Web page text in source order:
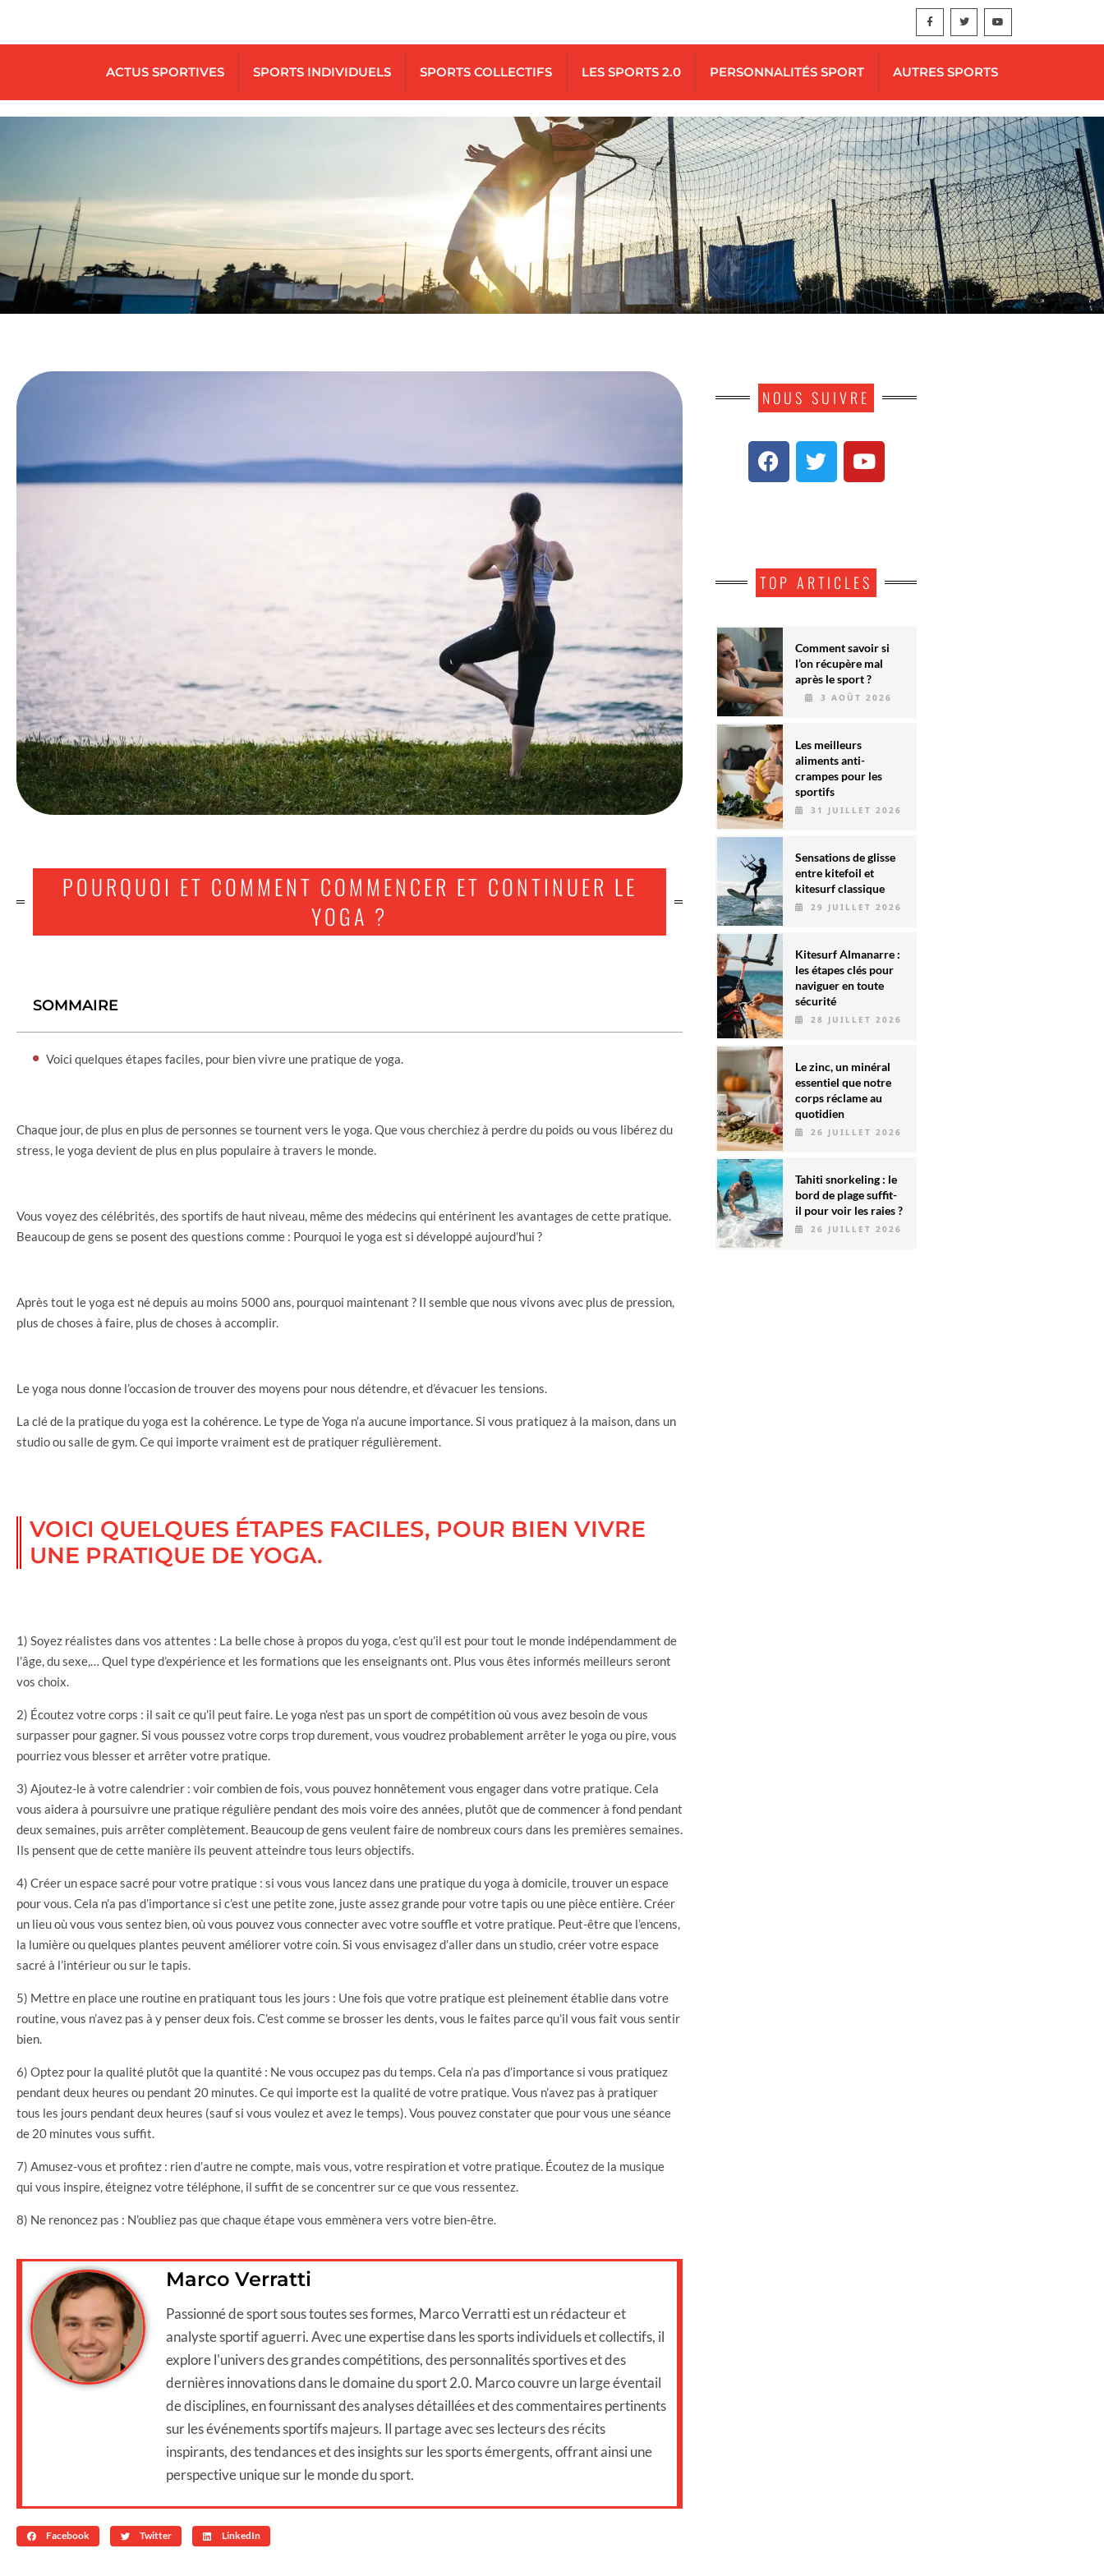
ACTUS SPORTIVES SPORTS INDIVIDUELS SPORTS COLLECTIFS LES SPORTS 2.0 PERSONNALITÉS SPORT AUTRES SPORTS
POURQUOI ET COMMENT COMMENCER ET CONTINUER LE
YOGA ?
SOMMAIRE
Voici quelques étapes faciles, pour bien vivre une pratique de yoga.
Chaque jour, de plus en plus de personnes se tournent vers le yoga. Que vous cherchiez à perdre du poids ou vous libérez du
stress, le yoga devient de plus en plus populaire à travers le monde.
Vous voyez des célébrités, des sportifs de haut niveau, même des médecins qui entérinent les avantages de cette pratique.
Beaucoup de gens se posent des questions comme : Pourquoi le yoga est si développé aujourd’hui ?
Après tout le yoga est né depuis au moins 5000 ans, pourquoi maintenant ? Il semble que nous vivons avec plus de pression,
plus de choses à faire, plus de choses à accomplir.
Le yoga nous donne l’occasion de trouver des moyens pour nous détendre, et d’évacuer les tensions.
La clé de la pratique du yoga est la cohérence. Le type de Yoga n’a aucune importance. Si vous pratiquez à la maison, dans un
studio ou salle de gym. Ce qui importe vraiment est de pratiquer régulièrement.
VOICI QUELQUES ÉTAPES FACILES, POUR BIEN VIVRE
UNE PRATIQUE DE YOGA.
1) Soyez réalistes dans vos attentes : La belle chose à propos du yoga, c’est qu’il est pour tout le monde indépendamment de
l’âge, du sexe,… Quel type d’expérience et les formations que les enseignants ont. Plus vous êtes informés meilleurs seront
vos choix.
2) Écoutez votre corps : il sait ce qu’il peut faire. Le yoga n’est pas un sport de compétition où vous avez besoin de vous
surpasser pour gagner. Si vous poussez votre corps trop durement, vous voudrez probablement arrêter le yoga ou pire, vous
pourriez vous blesser et arrêter votre pratique.
3) Ajoutez-le à votre calendrier : voir combien de fois, vous pouvez honnêtement vous engager dans votre pratique. Cela
vous aidera à poursuivre une pratique régulière pendant des mois voire des années, plutôt que de commencer à fond pendant
deux semaines, puis arrêter complètement. Beaucoup de gens veulent faire de nombreux cours dans les premières semaines.
Ils pensent que de cette manière ils peuvent atteindre tous leurs objectifs.
4) Créer un espace sacré pour votre pratique : si vous vous lancez dans une pratique du yoga à domicile, trouver un espace
pour vous. Cela n’a pas d’importance si c’est une petite zone, juste assez grande pour votre tapis ou une pièce entière. Créer
un lieu où vous vous sentez bien, où vous pouvez vous connecter avec votre souffle et votre pratique. Peut-être que l’encens,
la lumière ou quelques plantes peuvent améliorer votre coin. Si vous envisagez d’aller dans un studio, créer votre espace
sacré à l’intérieur ou sur le tapis.
5) Mettre en place une routine en pratiquant tous les jours : Une fois que votre pratique est pleinement établie dans votre
routine, vous n’avez pas à y penser deux fois. C’est comme se brosser les dents, vous le faites parce qu’il vous fait vous sentir
bien.
6) Optez pour la qualité plutôt que la quantité : Ne vous occupez pas du temps. Cela n’a pas d’importance si vous pratiquez
pendant deux heures ou pendant 20 minutes. Ce qui importe est la qualité de votre pratique. Vous n’avez pas à pratiquer
tous les jours pendant deux heures (sauf si vous voulez et avez le temps). Vous pouvez constater que pour vous une séance
de 20 minutes vous suffit.
7) Amusez-vous et profitez : rien d’autre ne compte, mais vous, votre respiration et votre pratique. Écoutez de la musique
qui vous inspire, éteignez votre téléphone, il suffit de se concentrer sur ce que vous ressentez.
8) Ne renoncez pas : N’oubliez pas que chaque étape vous emmènera vers votre bien-être.
Marco Verratti
Passionné de sport sous toutes ses formes, Marco Verratti est un rédacteur et
analyste sportif aguerri. Avec une expertise dans les sports individuels et collectifs, il
explore l'univers des grandes compétitions, des personnalités sportives et des
dernières innovations dans le domaine du sport 2.0. Marco couvre un large éventail
de disciplines, en fournissant des analyses détaillées et des commentaires pertinents
sur les événements sportifs majeurs. Il partage avec ses lecteurs des récits
inspirants, des tendances et des insights sur les sports émergents, offrant ainsi une
perspective unique sur le monde du sport.
Facebook Twitter LinkedIn
NOUS SUIVRE
TOP ARTICLES
Comment savoir si
l’on récupère mal
après le sport ?
3 AOÛT 2026
Les meilleurs
aliments anti-
crampes pour les
sportifs
31 JUILLET 2026
Sensations de glisse
entre kitefoil et
kitesurf classique
29 JUILLET 2026
Kitesurf Almanarre :
les étapes clés pour
naviguer en toute
sécurité
28 JUILLET 2026
Le zinc, un minéral
essentiel que notre
corps réclame au
quotidien
26 JUILLET 2026
Tahiti snorkeling : le
bord de plage suffit-
il pour voir les raies ?
26 JUILLET 2026